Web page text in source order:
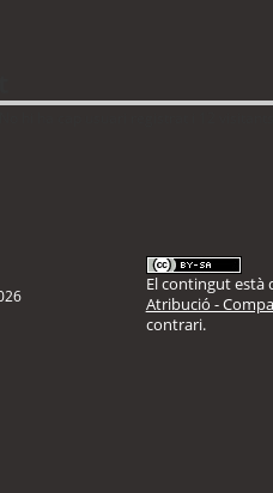
El contingut està
Atribució -
contrari.